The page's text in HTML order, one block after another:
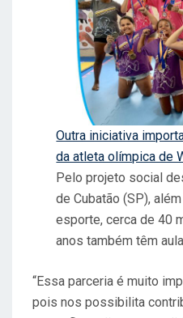
Outra iniciativa
da atleta olímpica de
Pelo projeto social
de Cubatão (SP),
esporte, cerca de 40
anos também têm
“Essa parceria é muito
pois nos possibilita